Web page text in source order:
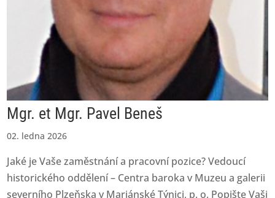
Mgr. et Mgr. Pavel Beneš
02. ledna 2026
Jaké je Vaše zaměstnání a pracovní pozice? Vedoucí
historického oddělení – Centra baroka v Muzeu a galerii
severního Plzeňska v Mariánské Týnici, p. o. Popište Vaši